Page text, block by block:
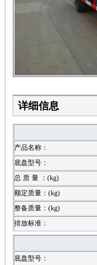
详细信息
产品名称：
底盘型号：
总 质 量 ：(kg)
额定质量：(kg)
整备质量：(kg)
排放标准：
底盘型号：